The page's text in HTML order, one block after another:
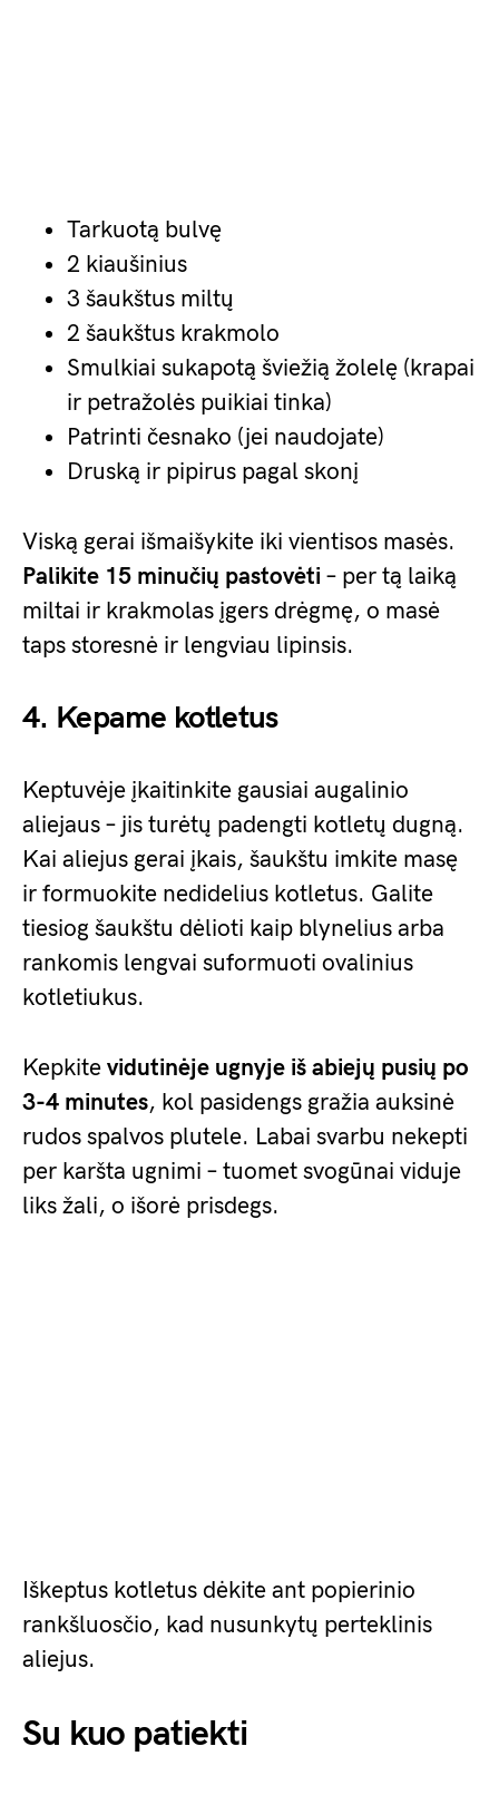
Tarkuotą bulvę
2 kiaušinius
3 šaukštus miltų
2 šaukštus krakmolo
Smulkiai sukapotą šviežią žolelę (krapai
ir petražolės puikiai tinka)
Patrinti česnako (jei naudojate)
Druską ir pipirus pagal skonį
Viską gerai išmaišykite iki vientisos masės.
Palikite 15 minučių pastovėti – per tą laiką
miltai ir krakmolas įgers drėgmę, o masė
taps storesnė ir lengviau lipinsis.
4. Kepame kotletus
Keptuvėje įkaitinkite gausiai augalinio
aliejaus – jis turėtų padengti kotletų dugną.
Kai aliejus gerai įkais, šaukštu imkite masę
ir formuokite nedidelius kotletus. Galite
tiesiog šaukštu dėlioti kaip blynelius arba
rankomis lengvai suformuoti ovalinius
kotletiukus.
Kepkite vidutinėje ugnyje iš abiejų pusių po
3-4 minutes, kol pasidengs gražia auksinė
rudos spalvos plutele. Labai svarbu nekepti
per karšta ugnimi – tuomet svogūnai viduje
liks žali, o išorė prisdegs.
Iškeptus kotletus dėkite ant popierinio
rankšluosčio, kad nusunkytų perteklinis
aliejus.
Su kuo patiekti